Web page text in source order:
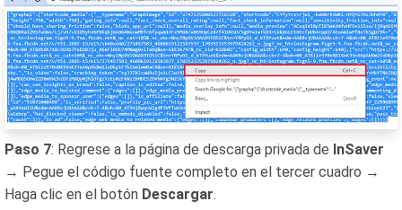
Paso 7: Regrese a la página de descarga privada de InSaver
→ Pegue el código fuente completo en el tercer cuadro →
Haga clic en el botón Descargar.